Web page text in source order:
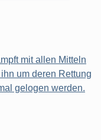
mit allen Mitteln
um deren Rettung
gelogen werden.